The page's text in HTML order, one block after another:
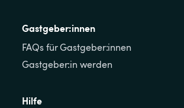
Gastgeber:innen
FAQs für Gastgeber:innen
Gastgeber:in werden
Hilfe